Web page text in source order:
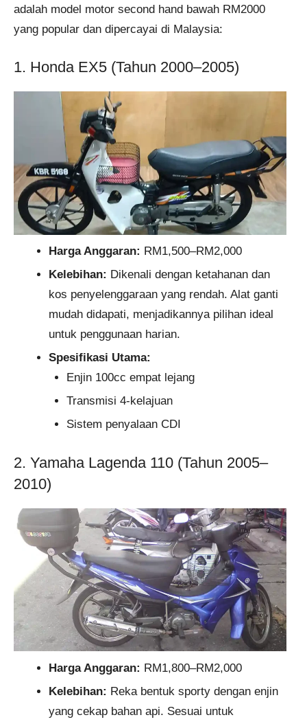
adalah model motor second hand bawah RM2000
yang popular dan dipercayai di Malaysia:
1. Honda EX5 (Tahun 2000–2005)
Harga Anggaran: RM1,500–RM2,000
Kelebihan: Dikenali dengan ketahanan dan
kos penyelenggaraan yang rendah. Alat ganti
mudah didapati, menjadikannya pilihan ideal
untuk penggunaan harian.
Spesifikasi Utama:
Enjin 100cc empat lejang
Transmisi 4-kelajuan
Sistem penyalaan CDI
2. Yamaha Lagenda 110 (Tahun 2005–
2010)
Harga Anggaran: RM1,800–RM2,000
Kelebihan: Reka bentuk sporty dengan enjin
yang cekap bahan api. Sesuai untuk